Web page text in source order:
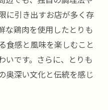
に引き出すお店が多く存
な鶏肉を使用したとりも
食感と風味を楽しむこと
いです。さらに、とりも
奥深い文化と伝統を感じ